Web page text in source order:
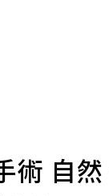
術 自